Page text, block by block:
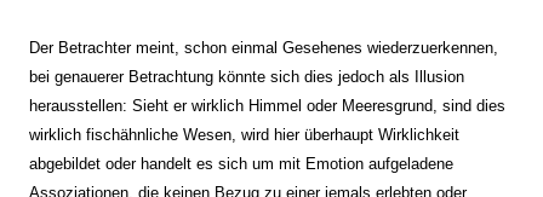
Der Betrachter meint, schon einmal Gesehenes wiederzuerkennen,
bei genauerer Betrachtung könnte sich dies jedoch als Illusion
herausstellen: Sieht er wirklich Himmel oder Meeresgrund, sind dies
wirklich fischähnliche Wesen, wird hier überhaupt Wirklichkeit
abgebildet oder handelt es sich um mit Emotion aufgeladene
Assoziationen, die keinen Bezug zu einer jemals erlebten oder